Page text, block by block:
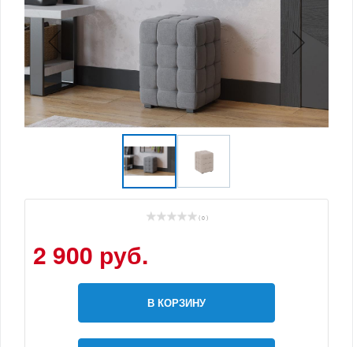
( 0 )
2 900 руб.
В КОРЗИНУ